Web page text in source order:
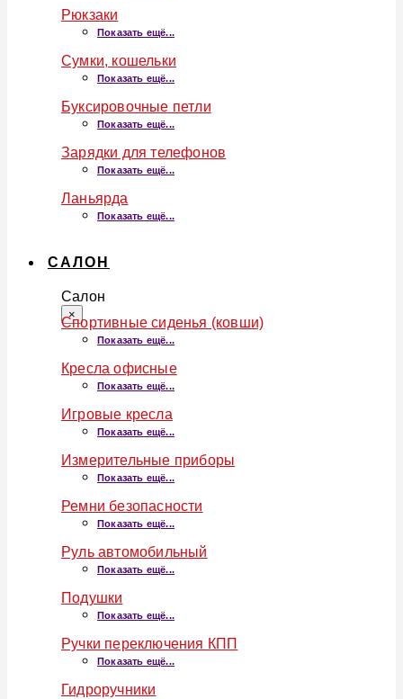
Рюкзаки
Показать ещё...
Сумки, кошельки
Показать ещё...
Буксировочные петли
Показать ещё...
Зарядки для телефонов
Показать ещё...
Ланьярда
Показать ещё...
САЛОН
Салон
×
Спортивные сиденья (ковши)
Показать ещё...
Кресла офисные
Показать ещё...
Игровые кресла
Показать ещё...
Измерительные приборы
Показать ещё...
Ремни безопасности
Показать ещё...
Руль автомобильный
Показать ещё...
Подушки
Показать ещё...
Ручки переключения КПП
Показать ещё...
Гидроручники